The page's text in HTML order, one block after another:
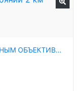
PTZ-КАМЕРА НАБЛЮДЕНИЯ С ДВОЙНЫМ ОБЪЕКТИВОМ И ТЕПЛОВИЗИОННЫМ НОЧНЫМ ВИДЕНИЕМ, ОСНАЩЁННАЯ ВИДИМОЙ КАМЕРОЙ ДЛЯ КРУГЛОСУТОЧНОГО (24×7) ОБНАРУЖЕНИЯ И ОТСЛЕЖИВАНИЯ ДРОНОВ НА РАССТОЯНИИ 2 КМ